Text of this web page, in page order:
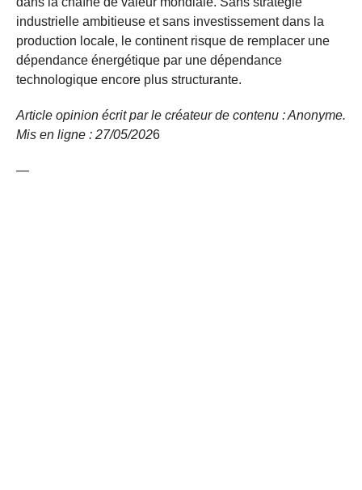
industrielle ambitieuse et sans investissement dans la
production locale, le continent risque de remplacer une
dépendance énergétique par une dépendance
technologique encore plus structurante.
Article opinion écrit par le créateur de contenu : Anonyme.
Mis en ligne : 27/05/2026
—